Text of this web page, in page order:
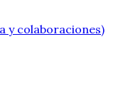
y colaboraciones)